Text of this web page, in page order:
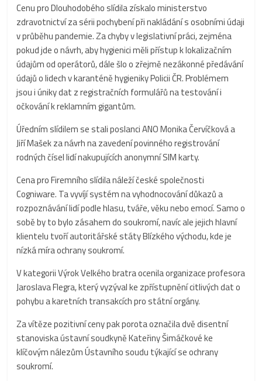
Cenu pro Dlouhodobého slídila získalo ministerstvo
zdravotnictví za sérii pochybení při nakládání s osobními údaji
v průběhu pandemie. Za chyby v legislativní práci, zejména
pokud jde o návrh, aby hygienici měli přístup k lokalizačním
údajům od operátorů, dále šlo o zřejmě nezákonné předávání
údajů o lidech v karanténě hygieniky Policii ČR. Problémem
jsou i úniky dat z registračních formulářů na testování i
očkování k reklamním gigantům.
Úředním slídilem se stali poslanci ANO Monika Červíčková a
Jiří Mašek za návrh na zavedení povinného registrování
rodných čísel lidí nakupujících anonymní SIM karty.
Cena pro Firemního slídila náleží české společnosti
Cogniware. Ta vyvíjí systém na vyhodnocování důkazů a
rozpoznávání lidí podle hlasu, tváře, věku nebo emocí. Samo o
sobě by to bylo zásahem do soukromí, navíc ale jejich hlavní
klientelu tvoří autoritářské státy Blízkého východu, kde je
nízká míra ochrany soukromí.
V kategorii Výrok Velkého bratra ocenila organizace profesora
Jaroslava Flegra, který vyzýval ke zpřístupnění citlivých dat o
pohybu a karetních transakcích pro státní orgány.
Za vítěze pozitivní ceny pak porota označila dvě disentní
stanoviska ústavní soudkyně Kateřiny Šimáčkové ke
klíčovým nálezům Ústavního soudu týkající se ochrany
soukromí.